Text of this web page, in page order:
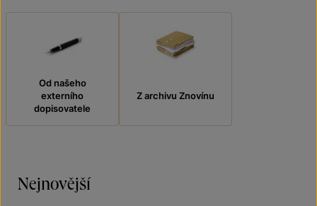
Od našeho
externího
dopisovatele
Z archivu Znovínu
Nejnovější